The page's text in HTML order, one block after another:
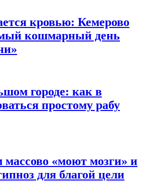
кровью: Кемерово
кошмарный день
городе: как в
простому рабу
массово «моют мозги» и
для благой цели